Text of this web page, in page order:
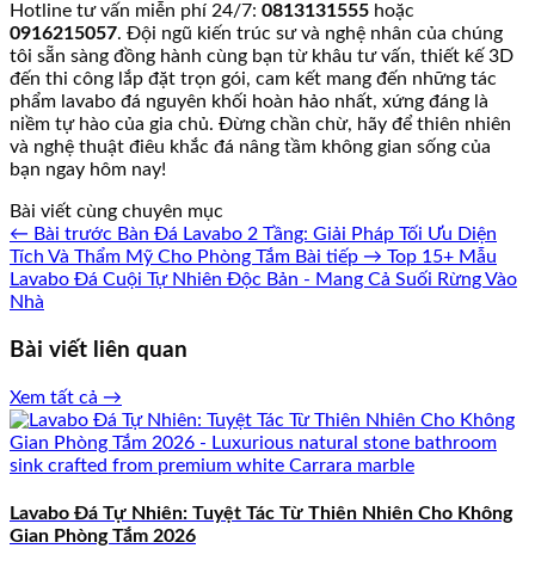
Hotline tư vấn miễn phí 24/7: 0813131555 hoặc
0916215057. Đội ngũ kiến trúc sư và nghệ nhân của chúng
tôi sẵn sàng đồng hành cùng bạn từ khâu tư vấn, thiết kế 3D
đến thi công lắp đặt trọn gói, cam kết mang đến những tác
phẩm lavabo đá nguyên khối hoàn hảo nhất, xứng đáng là
niềm tự hào của gia chủ. Đừng chần chừ, hãy để thiên nhiên
và nghệ thuật điêu khắc đá nâng tầm không gian sống của
bạn ngay hôm nay!
Bài viết cùng chuyên mục
← Bài trước Bàn Đá Lavabo 2 Tầng: Giải Pháp Tối Ưu Diện
Tích Và Thẩm Mỹ Cho Phòng Tắm Bài tiếp → Top 15+ Mẫu
Lavabo Đá Cuội Tự Nhiên Độc Bản - Mang Cả Suối Rừng Vào
Nhà
Bài viết liên quan
Xem tất cả →
Lavabo Đá Tự Nhiên: Tuyệt Tác Từ Thiên Nhiên Cho Không
Gian Phòng Tắm 2026